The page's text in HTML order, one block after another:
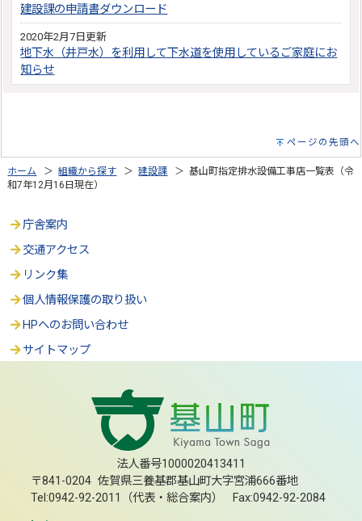
建設課の申請書ダウンロード
2020年2月7日更新
地下水（井戸水）を利用して下水道を使用しているご家庭にお
知らせ
ページの先頭へ
ホーム ＞組織から探す ＞建設課 ＞ 基山町指定排水設備工事店一覧表（令
和7年12月16日現在）
庁舎案内
交通アクセス
リンク集
個人情報保護の取り扱い
HPへのお問い合わせ
サイトマップ
法人番号1000020413411
〒841-0204 佐賀県三養基郡基山町大字宮浦666番地
Tel:0942-92-2011（代表・総合案内） Fax:0942-92-2084